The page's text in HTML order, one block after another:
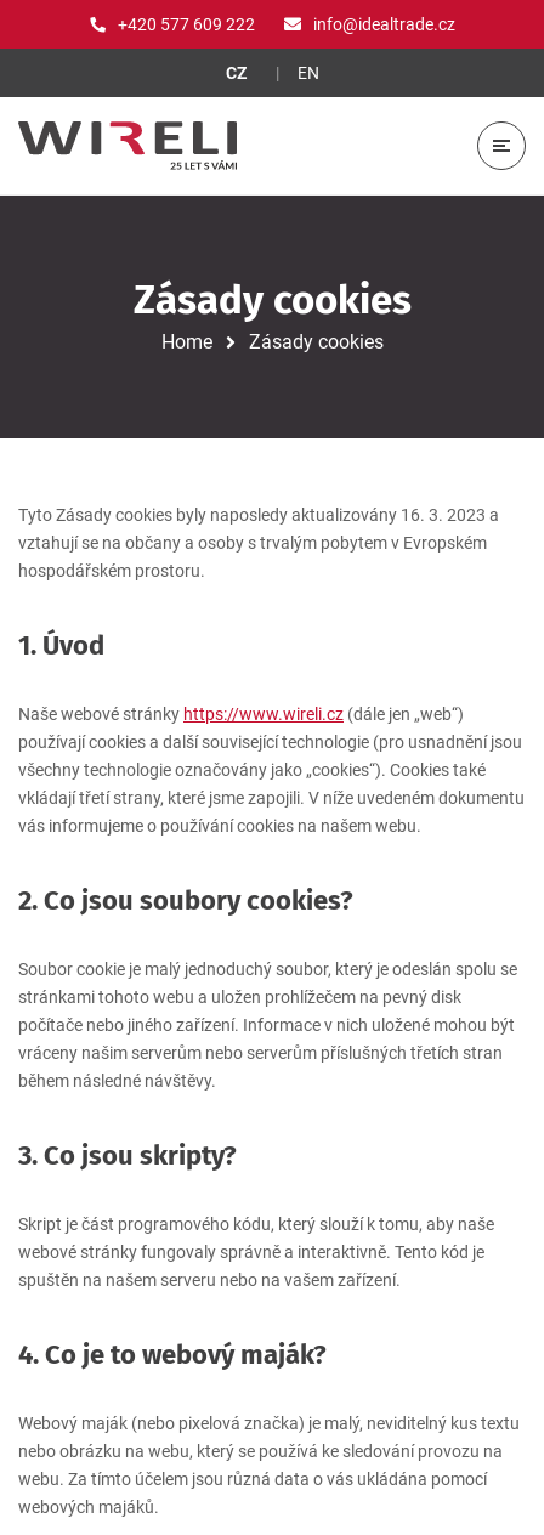
+420 577 609 222 info@idealtrade.cz
CZ EN
Zásady cookies
Home Zásady cookies
Tyto Zásady cookies byly naposledy aktualizovány 16. 3. 2023 a
vztahují se na občany a osoby s trvalým pobytem v Evropském
hospodářském prostoru.
1. Úvod
Naše webové stránky https://www.wireli.cz (dále jen „web“)
používají cookies a další související technologie (pro usnadnění jsou
všechny technologie označovány jako „cookies“). Cookies také
vkládají třetí strany, které jsme zapojili. V níže uvedeném dokumentu
vás informujeme o používání cookies na našem webu.
2. Co jsou soubory cookies?
Soubor cookie je malý jednoduchý soubor, který je odeslán spolu se
stránkami tohoto webu a uložen prohlížečem na pevný disk
počítače nebo jiného zařízení. Informace v nich uložené mohou být
vráceny našim serverům nebo serverům příslušných třetích stran
během následné návštěvy.
3. Co jsou skripty?
Skript je část programového kódu, který slouží k tomu, aby naše
webové stránky fungovaly správně a interaktivně. Tento kód je
spuštěn na našem serveru nebo na vašem zařízení.
4. Co je to webový maják?
Webový maják (nebo pixelová značka) je malý, neviditelný kus textu
nebo obrázku na webu, který se používá ke sledování provozu na
webu. Za tímto účelem jsou různá data o vás ukládána pomocí
webových majáků.